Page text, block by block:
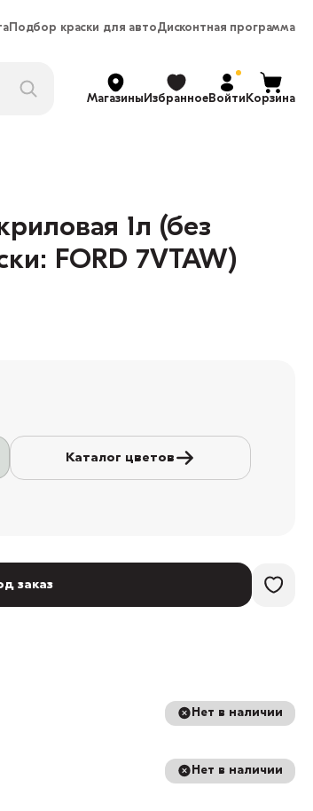
Подбор краски для автоДисконтная программа
МагазиныИзбранноеВойтиКорзина
1л (без
FORD 7VTAW)
Каталог цветов
заказ
Нет в наличии
Нет в наличии